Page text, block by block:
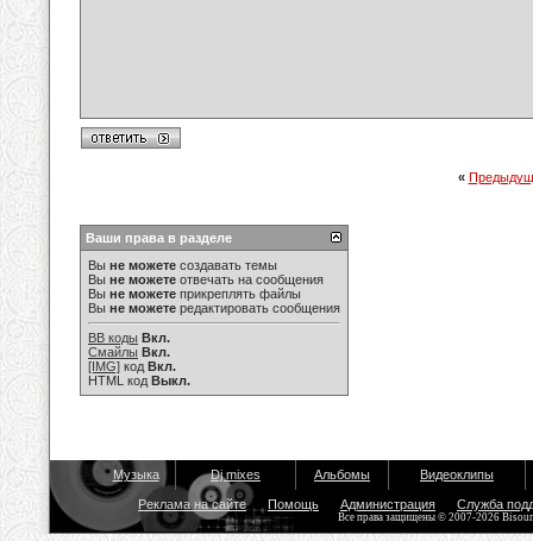
«
Ваши права в разделе
Вы не можете создавать темы
Вы не можете отвечать на сообщения
Вы не можете прикреплять файлы
Вы не можете редактировать сообщения
BB коды Вкл.
Смайлы Вкл.
[IMG] код Вкл.
HTML код Выкл.
Музыка Dj mixes Альбомы Видеоклипы
Реклама на сайте Помощь Администрация Служба
Все права защищены © 2007-2026